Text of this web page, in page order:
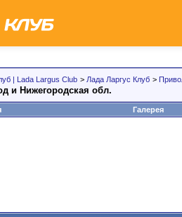
| Lada Largus Club > Лада Ларгус Клуб >
и Нижегородская обл.
Галерея